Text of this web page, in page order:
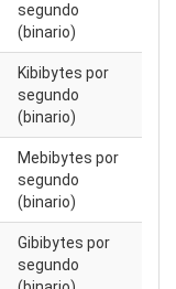
segundo
(binario)
Kibibytes por
segundo
(binario)
Mebibytes por
segundo
(binario)
Gibibytes por
segundo